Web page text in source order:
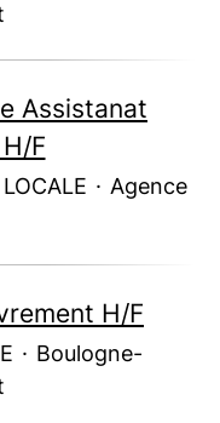
Assistanat
F
· Agence
H/F
· Boulogne-